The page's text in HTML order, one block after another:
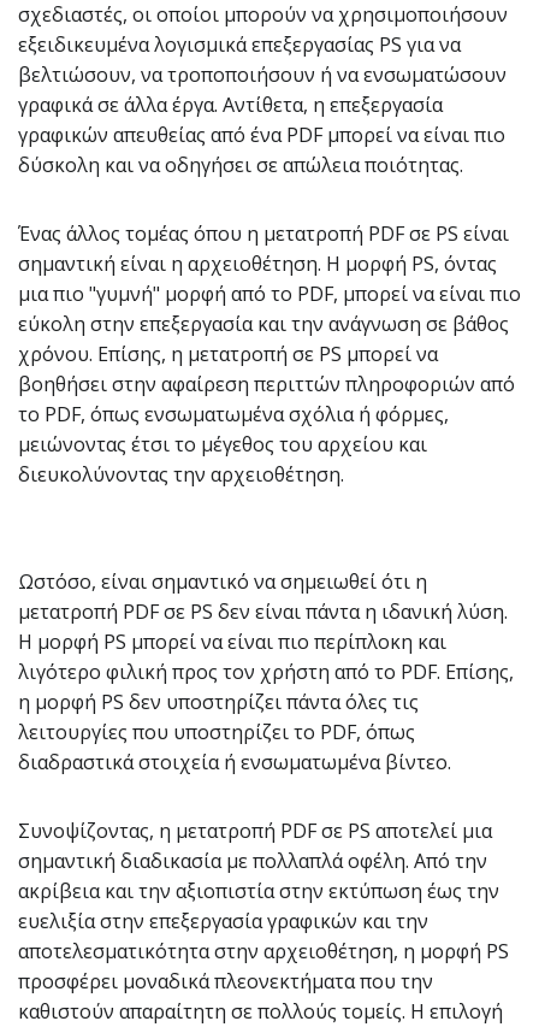
σχεδιαστές, οι οποίοι μπορούν να χρησιμοποιήσουν
εξειδικευμένα λογισμικά επεξεργασίας PS για να
βελτιώσουν, να τροποποιήσουν ή να ενσωματώσουν
γραφικά σε άλλα έργα. Αντίθετα, η επεξεργασία
γραφικών απευθείας από ένα PDF μπορεί να είναι πιο
δύσκολη και να οδηγήσει σε απώλεια ποιότητας.
Ένας άλλος τομέας όπου η μετατροπή PDF σε PS είναι
σημαντική είναι η αρχειοθέτηση. Η μορφή PS, όντας
μια πιο "γυμνή" μορφή από το PDF, μπορεί να είναι πιο
εύκολη στην επεξεργασία και την ανάγνωση σε βάθος
χρόνου. Επίσης, η μετατροπή σε PS μπορεί να
βοηθήσει στην αφαίρεση περιττών πληροφοριών από
το PDF, όπως ενσωματωμένα σχόλια ή φόρμες,
μειώνοντας έτσι το μέγεθος του αρχείου και
διευκολύνοντας την αρχειοθέτηση.
Ωστόσο, είναι σημαντικό να σημειωθεί ότι η
μετατροπή PDF σε PS δεν είναι πάντα η ιδανική λύση.
Η μορφή PS μπορεί να είναι πιο περίπλοκη και
λιγότερο φιλική προς τον χρήστη από το PDF. Επίσης,
η μορφή PS δεν υποστηρίζει πάντα όλες τις
λειτουργίες που υποστηρίζει το PDF, όπως
διαδραστικά στοιχεία ή ενσωματωμένα βίντεο.
Συνοψίζοντας, η μετατροπή PDF σε PS αποτελεί μια
σημαντική διαδικασία με πολλαπλά οφέλη. Από την
ακρίβεια και την αξιοπιστία στην εκτύπωση έως την
ευελιξία στην επεξεργασία γραφικών και την
αποτελεσματικότητα στην αρχειοθέτηση, η μορφή PS
προσφέρει μοναδικά πλεονεκτήματα που την
καθιστούν απαραίτητη σε πολλούς τομείς. Η επιλογή